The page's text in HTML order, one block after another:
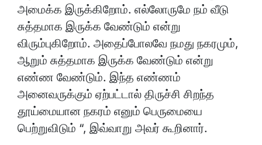
அமைக்க இருக்கிறோம். எல்லோருமே நம் வீடு
சுத்தமாக இருக்க வேண்டும் என்று
விரும்புகிறோம். அதைப்போலவே நமது நகரமும்,
ஆறும் சுத்தமாக இருக்க வேண்டும் என்று
எண்ண வேண்டும். இந்த எண்ணம்
அனைவருக்கும் ஏற்பட்டால் திருச்சி சிறந்த
தூய்மையான நகரம் எனும் பெருமையை
பெற்றுவிடும் “, இவ்வாறு அவர் கூறினார்.